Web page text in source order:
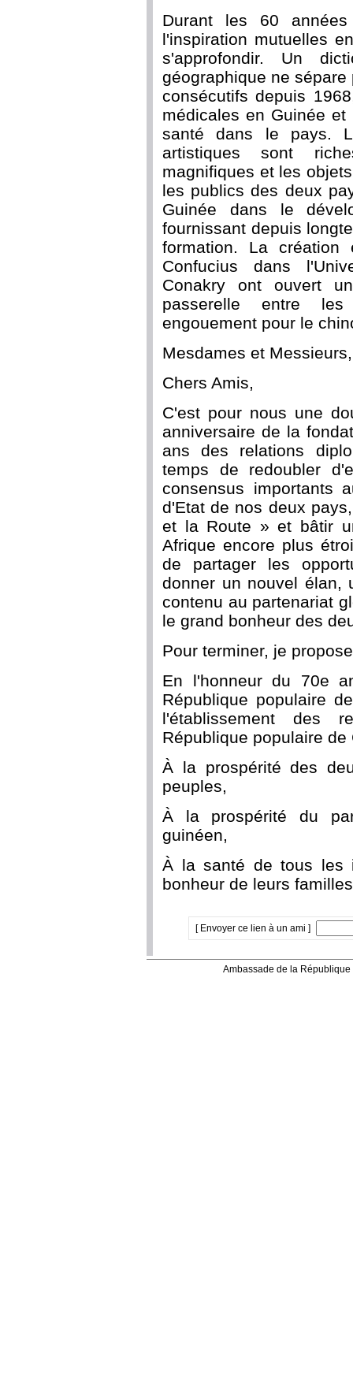
Durant les 60
l'inspiration mutuelles
s'approfondir. Un
géographique ne
consécutifs depuis
médicales en Guinée
santé dans le pays.
artistiques sont
magnifiques et les
les publics des deux
Guinée dans le
fournissant depuis
formation. La création
Confucius dans
Conakry ont ouvert
passerelle entre
engouement pour le
Mesdames et Messieurs,
Chers Amis,
C'est pour nous une
anniversaire de la
ans des relations
temps de redoubler
consensus importants
d'Etat de nos deux
et la Route » et bâtir
Afrique encore plus
de partager les
donner un nouvel élan,
contenu au partenariat
le grand bonheur des
Pour terminer, je
En l'honneur du 70e
République populaire
l'établissement des
République populaire
À la prospérité des
peuples,
À la prospérité du
guinéen,
À la santé de tous les
bonheur de leurs
[ Envoyer ce lien à un ami ]
Ambassade de la